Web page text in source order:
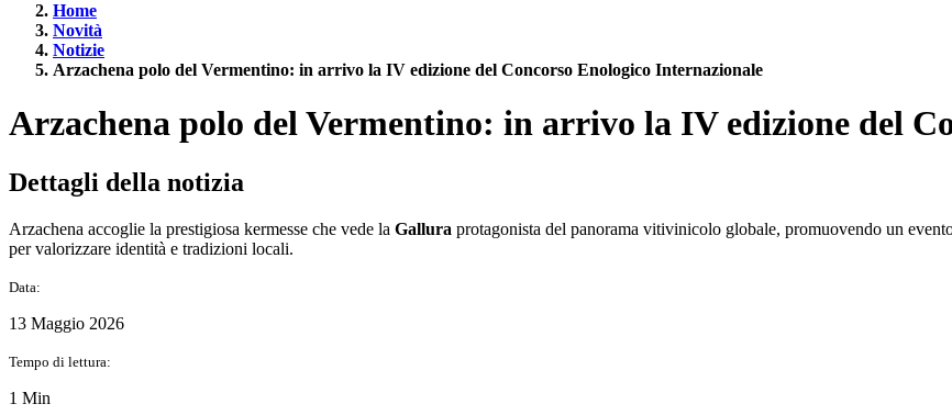
Home
Novità
Notizie
Arzachena polo del Vermentino: in arrivo la IV edizione del Concorso Enologico Internazionale
Arzachena polo del Vermentino: in arrivo la IV edizione del
Dettagli della notizia
Arzachena accoglie la prestigiosa kermesse che vede la Gallura protagonista del panorama vitivinicolo globale, promuovendo un
per valorizzare identità e tradizioni locali.
Data:
13 Maggio 2026
Tempo di lettura:
1 Min